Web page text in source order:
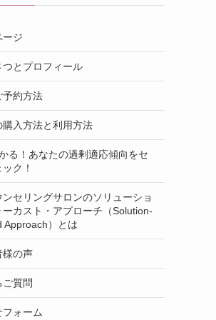
ージ
つとプロフィール
予約方法
購入方法と利用方法
る！あなたの過剰適応傾向をセ
ク！
セリングサロンのソリューショ
ーカスト・アプローチ（Solution-
Approach）とは
様の声
ご質問
ォーム